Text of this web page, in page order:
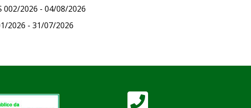
002/2026 - 04/08/2026
2026 - 31/07/2026